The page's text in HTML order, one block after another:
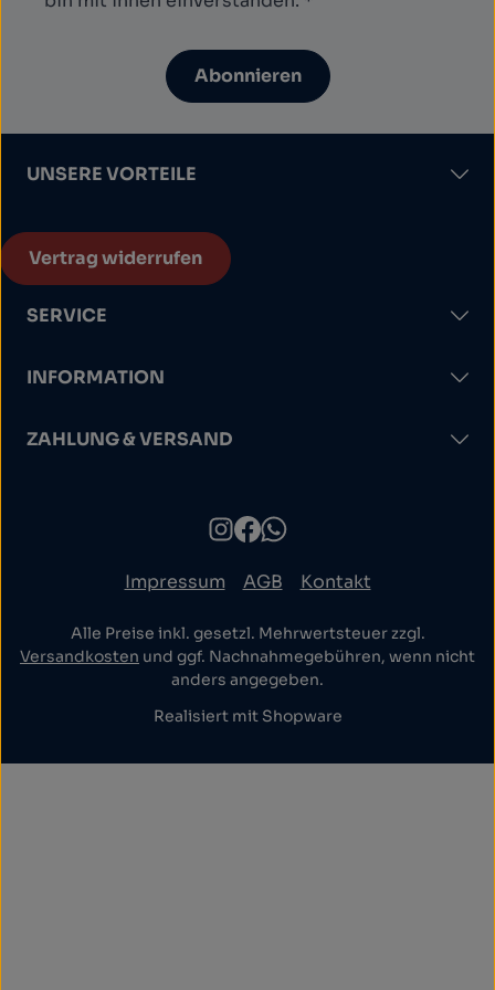
Abonnieren
UNSERE VORTEILE
Vertrag widerrufen
SERVICE
INFORMATION
ZAHLUNG & VERSAND
Impressum AGB Kontakt
Alle Preise inkl. gesetzl. Mehrwertsteuer zzgl.
Versandkosten und ggf. Nachnahmegebühren, wenn nicht
anders angegeben.
Realisiert mit Shopware